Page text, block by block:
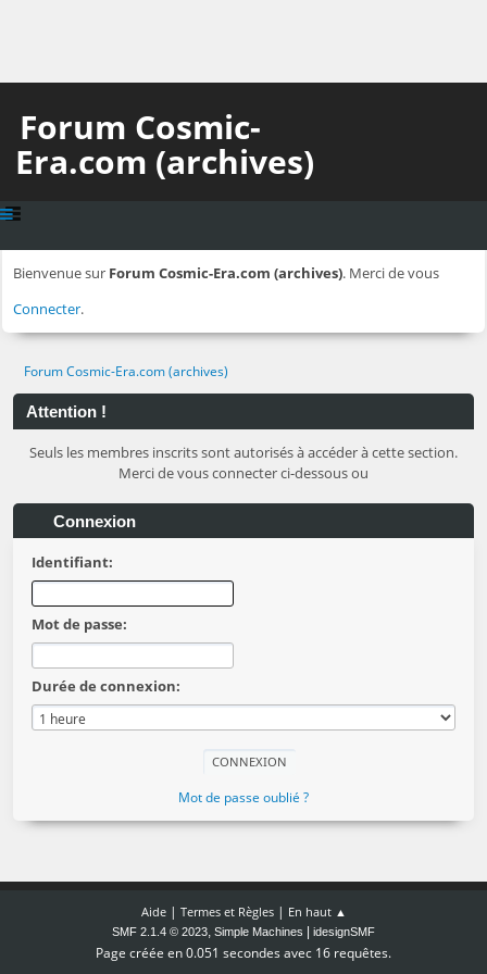
Forum Cosmic-
Era.com (archives)
Bienvenue sur Forum Cosmic-Era.com (archives). Merci de vous
Connecter.
Forum Cosmic-Era.com (archives)
Attention !
Seuls les membres inscrits sont autorisés à accéder à cette section.
Merci de vous connecter ci-dessous ou
Connexion
Identifiant:
Mot de passe:
Durée de connexion:
Mot de passe oublié ?
Aide| Termes et Règles| En haut ▲
SMF 2.1.4 © 2023, Simple Machines idesignSMF
Page créée en 0.051 secondes avec 16 requêtes.